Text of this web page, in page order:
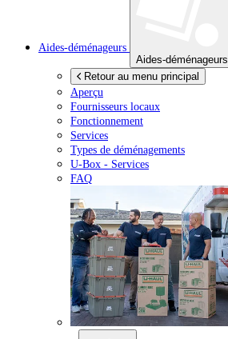
Aides-déménageurs
Aides-déménageurs
Retour au menu principal
Aperçu
Fournisseurs locaux
Fonctionnement
Services
Types de déménagements
U-Box - Services
FAQ